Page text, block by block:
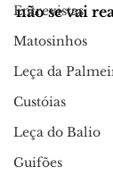
Entrevistas
Matosinhos
Leça da
Custóias
Leça do Balio
Guifões
não se vai